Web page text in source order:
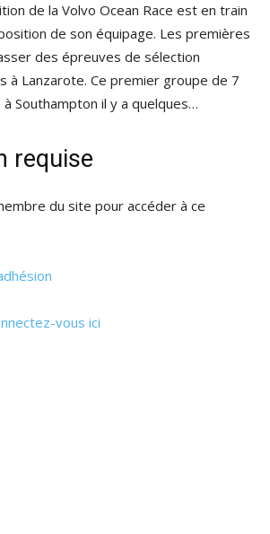
de la Volvo Ocean Race est en train
de son équipage. Les premières
des épreuves de sélection
à Lanzarote. Ce premier groupe de 7
Southampton il y a quelques…
requise
du site pour accéder à ce
vous ici